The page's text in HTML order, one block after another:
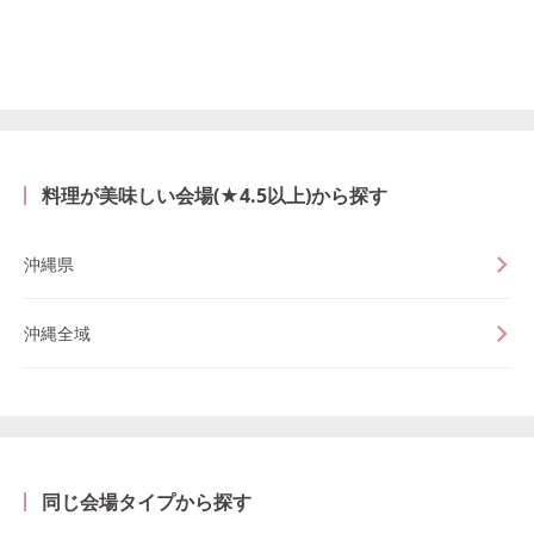
料理が美味しい会場(★4.5以上)から探す
沖縄県
沖縄全域
同じ会場タイプから探す